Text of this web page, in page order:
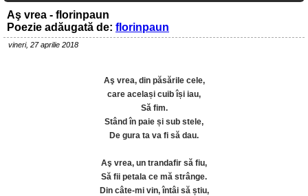
Aş vrea - florinpaun
Poezie adăugată de: florinpaun
vineri, 27 aprilie 2018
Aş vrea, din păsările cele,
care același cuib își iau,
Să fim.
Stând în paie și sub stele,
De gura ta va fi să dau.
Aş vrea, un trandafir să fiu,
Să fii petala ce mă strânge.
Din câte-mi vin, întâi să știu,